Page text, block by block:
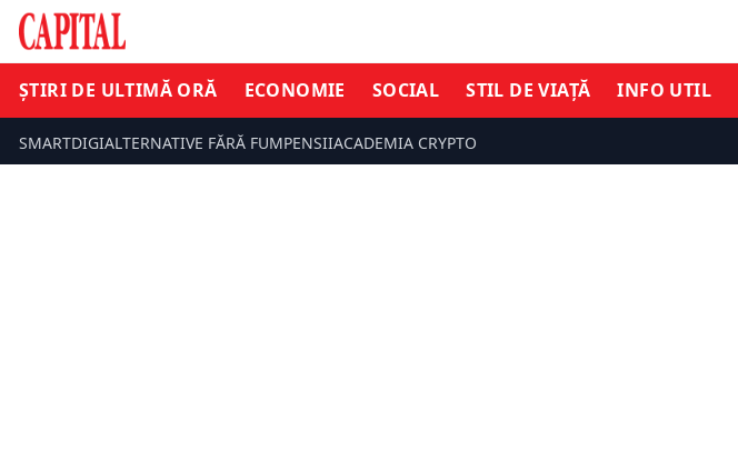
ȘTIRI DE ULTIMĂ ORĂ ECONOMIE SOCIAL STIL DE VIAȚĂ INFO UTIL
SMARTDIGIALTERNATIVE FĂRĂ FUMPENSIIACADEMIA CRYPTO